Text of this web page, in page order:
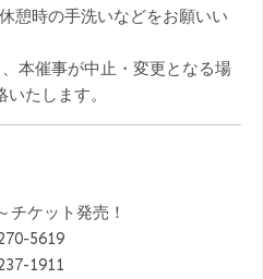
時の手洗いなどをお願いい
本催事が中止・変更となる場
たします。
チケット発売！
5619
1911